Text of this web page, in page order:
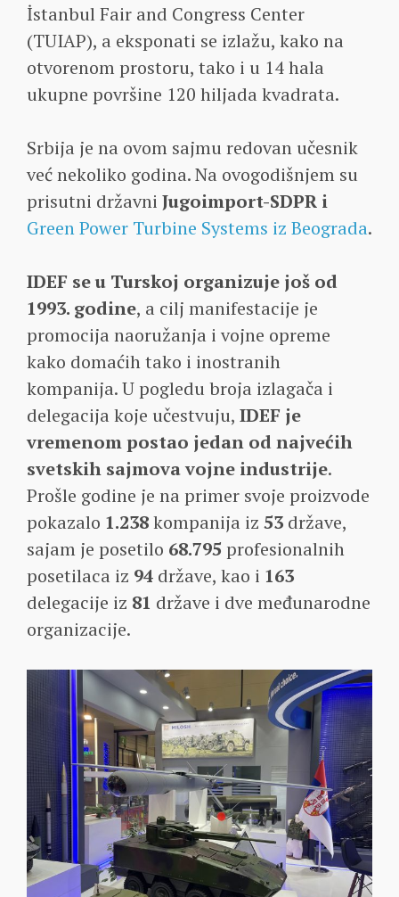
İstanbul Fair and Congress Center
(TUIAP), a eksponati se izlažu, kako na
otvorenom prostoru, tako i u 14 hala
ukupne površine 120 hiljada kvadrata.
Srbija je na ovom sajmu redovan učesnik
već nekoliko godina. Na ovogodišnjem su
prisutni državni Jugoimport-SDPR i
Green Power Turbine Systems iz Beograda.
IDEF se u Turskoj organizuje još od
1993. godine, a cilj manifestacije je
promocija naoružanja i vojne opreme
kako domaćih tako i inostranih
kompanija. U pogledu broja izlagača i
delegacija koje učestvuju, IDEF je
vremenom postao jedan od najvećih
svetskih sajmova vojne industrije.
Prošle godine je na primer svoje proizvode
pokazalo 1.238kompanija iz 53 države,
sajam je posetilo 68.795 profesionalnih
posetilaca iz 94 države, kao i 163
delegacije iz 81 države i dve međunarodne
organizacije.